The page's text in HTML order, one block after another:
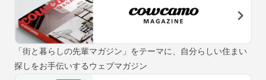
「街と暮らしの先輩マガジン」をテーマに、自分らしい住まい
探しをお手伝いするウェブマガジン